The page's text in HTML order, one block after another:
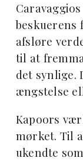
beskuerens
afsløre
til at
det synlige.
ængstelse
Kapoors
mørket. Til
ukendte